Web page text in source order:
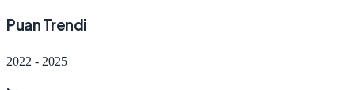
Puan Trendi
2022 - 2025